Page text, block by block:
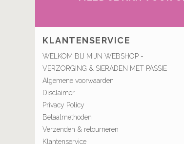
KLANTENSERVICE
WELKOM BIJ MIJN WEBSHOP -
VERZORGING & SIERADEN MET PASSIE
Algemene voorwaarden
Disclaimer
Privacy Policy
Betaalmethoden
Verzenden & retourneren
Klantenservice